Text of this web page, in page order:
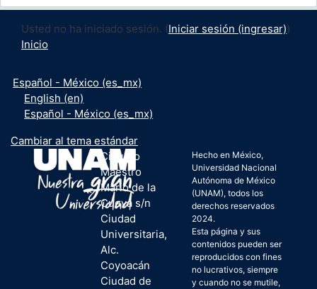
Usted no ha iniciado sesión. (Iniciar sesión (ingresar))
Inicio
Español - México ‎(es_mx)‎
English ‎(en)‎
Español - México ‎(es_mx)‎
Cambiar al tema estándar
Circuito
Maestro
Mario de la
Cueva s/n
Ciudad
Universitaria,
Alc.
Coyoacán
Ciudad de
Hecho en México,
Universidad Nacional
Autónoma de México
(UNAM), todos los
derechos reservados
2024.
Esta página y sus
contenidos pueden ser
reproducidos con fines
no lucrativos, siempre
y cuando no se mutile,